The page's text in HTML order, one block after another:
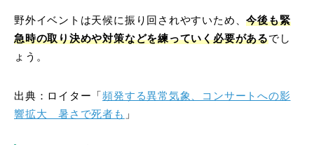
野外イベントは天候に振り回されやすいため、今後も緊
急時の取り決めや対策などを練っていく必要があるでし
ょう。
出典：ロイター「頻発する異常気象、コンサートへの影
響拡大 暑さで死者も 」